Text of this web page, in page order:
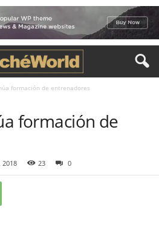
formación de entrenadores
formación de
2018 23 0